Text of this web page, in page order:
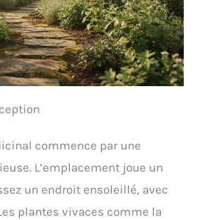
commence par une
L’emplacement joue un
un endroit ensoleillé, avec
plantes vivaces comme la